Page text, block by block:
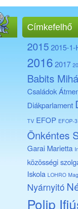
Címkefelhő
20152015-1-
2016 2017
Babits
Családok
Diákparlament
TV EFOP EFOP-
Önkéntes
Garai Marietta
közösségi
Iskola LOHRO
Nyárnyitó
Polip